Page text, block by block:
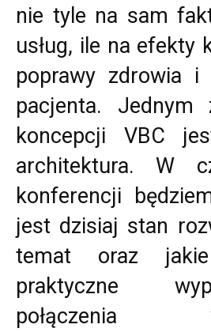
nie tyle na sam
usług, ile na efekty
poprawy zdrowia i
pacjenta. Jednym
koncepcji VBC
architektura. W
konferencji
jest dzisiaj stan
temat oraz jakie
praktyczne
połączenia